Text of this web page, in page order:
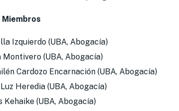
Miembros
Izquierdo (UBA, Abogacía)
Montivero (UBA, Abogacía)
Cardozo Encarnación (UBA, Abogacía)
Heredia (UBA, Abogacía)
Kehaike (UBA, Abogacía)